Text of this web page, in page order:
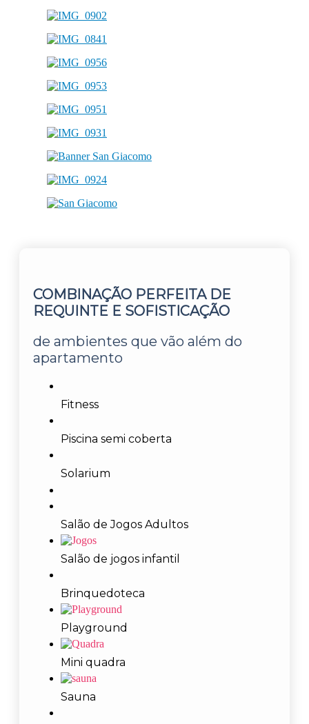
COMBINAÇÃO PERFEITA DE
REQUINTE E SOFISTICAÇÃO
de ambientes que vão além do
apartamento
Fitness
Piscina semi coberta
Solarium
Salão de Jogos Adultos
Salão de jogos infantil
Brinquedoteca
Playground
Mini quadra
Sauna